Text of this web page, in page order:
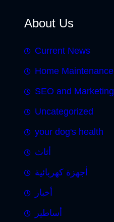
About Us
Current News
Home Maintenance
SEO and Marketing
Uncategorized
your dog's health
أثاث
أجهزة كهربائية
أخبار
أساطير